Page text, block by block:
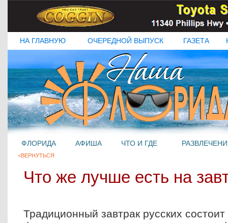
НА ГЛАВНУЮ ОЧЕРЕДНОЙ ВЫПУСК ГАЗЕТА
ФЛОРИДА АФИША ЧТО И ГДЕ
<ВЕРНУТЬСЯ
Что же лучше есть на
Традиционный завтрак русских